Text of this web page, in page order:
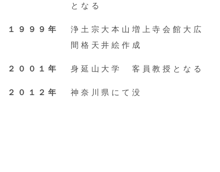
Online store
Contact us
となる
１９９９年
浄土宗大本山増上寺会館大広
間格天井絵作成
２００１年 身延山大学 客員教授となる
２０１２年 神奈川県にて没